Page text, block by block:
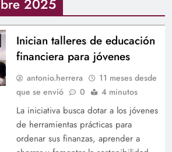
2025
Inician talleres de educación
financiera para jóvenes
antonio.herrera
11 meses desde
que se envió
0 4 minutos
La iniciativa busca dotar a los jóvenes
de herramientas prácticas para
ordenar sus finanzas, aprender a